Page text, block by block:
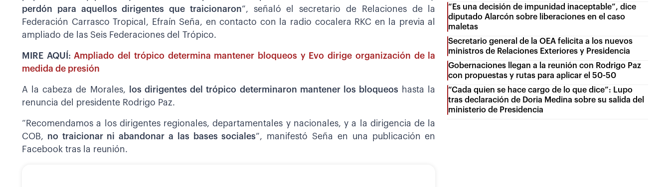
perdón para aquellos dirigentes que traicionaron”, señaló el secretario de Relaciones de la
Federación Carrasco Tropical, Efraín Seña, en contacto con la radio cocalera RKC en la previa al
ampliado de las Seis Federaciones del Trópico.
MIRE AQUÍ: Ampliado del trópico determina mantener bloqueos y Evo dirige organización de la
medida de presión
A la cabeza de Morales, los dirigentes del trópico determinaron mantener los bloqueos hasta la
renuncia del presidente Rodrigo Paz.
“Recomendamos a los dirigentes regionales, departamentales y nacionales, y a la dirigencia de la
COB, no traicionar ni abandonar a las bases sociales”, manifestó Seña en una publicación en
Facebook tras la reunión.
“Es una decisión de impunidad inaceptable”, dice
diputado Alarcón sobre liberaciones en el caso
maletas
Secretario general de la OEA felicita a los nuevos
ministros de Relaciones Exteriores y Presidencia
Gobernaciones llegan a la reunión con Rodrigo Paz
con propuestas y rutas para aplicar el 50-50
“Cada quien se hace cargo de lo que dice”: Lupo
tras declaración de Doria Medina sobre su salida del
ministerio de Presidencia